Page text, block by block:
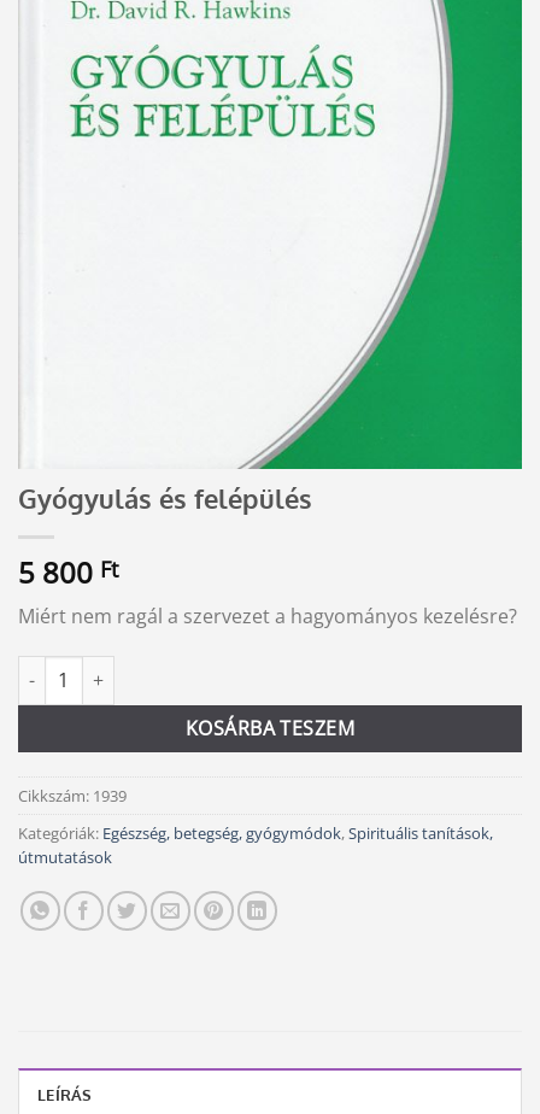
Gyógyulás és felépülés
5 800 Ft
Miért nem ragál a szervezet a hagyományos kezelésre?
Gyógyulás és felépülés mennyiség
KOSÁRBA TESZEM
Alternative:
Cikkszám: 1939
Kategóriák: Egészség, betegség, gyógymódok,Spirituális tanítások,
útmutatások
LEÍRÁS